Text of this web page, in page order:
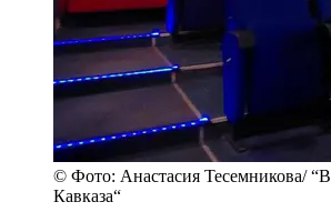
© Фото: Анастасия Тесемникова/
Кавказа“